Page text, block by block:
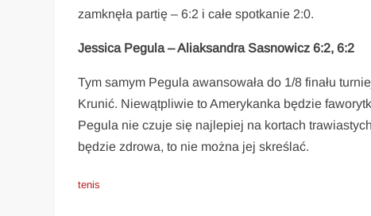
zamknęła partię – 6:2 i całe spotkanie 2:0.
Jessica Pegula – Aliaksandra Sasnowicz 6:2, 6:2
Tym samym Pegula awansowała do 1/8 finału
Krunić. Niewątpliwie to Amerykanka będzie
Pegula nie czuje się najlepiej na kortach
będzie zdrowa, to nie można jej skreślać.
tenis